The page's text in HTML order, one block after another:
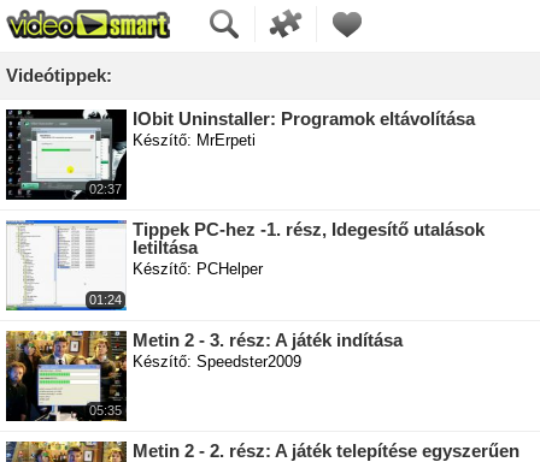
Videótippek:
02:37
IObit Uninstaller: Programok eltávolítása
Készítő: MrErpeti
01:24
Tippek PC-hez -1. rész, Idegesítő utalások
letiltása
Készítő: PCHelper
05:35
Metin 2 - 3. rész: A játék indítása
Készítő: Speedster2009
Metin 2 - 2. rész: A játék telepítése egyszerűen